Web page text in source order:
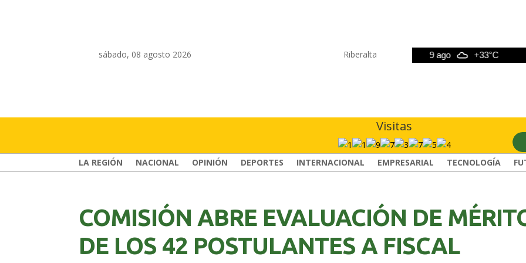
sábado, 08 agosto 2026 Riberalta
+33°C 9 ago +33°C
Visitas
LA REGIÓN NACIONAL OPINIÓN DEPORTES INTERNACIONAL EMPRESARIAL TECNOLOGÍA
COMISIÓN ABRE EVALUACIÓN DE
DE LOS 42 POSTULANTES A FISCAL